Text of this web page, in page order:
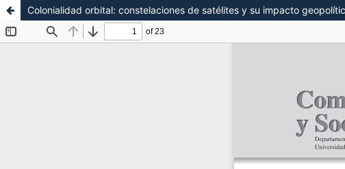
Colonialidad orbital: constelaciones de satélites y su impacto